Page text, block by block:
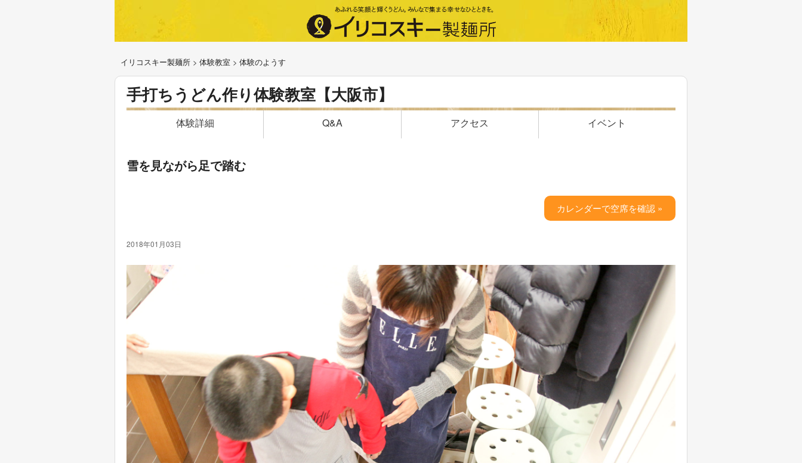
イリコスキー製麺所 > 体験教室 > 体験のようす
手打ちうどん作り体験教室【大阪市】
体験詳細 Q&A アクセス イベント
雪を見ながら足で踏む
カレンダーで空席を確認 »
2018年01月03日